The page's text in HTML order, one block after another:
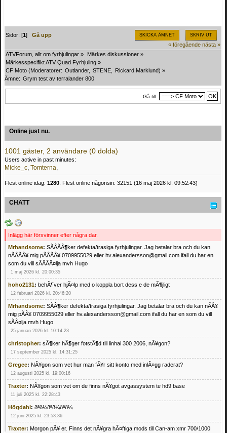
SKICKA ÄMNET SKRIV UT
Sidor: [1]Gå upp
« föregående nästa »
ATVForum, allt om fyrhjulingar » Märkes diskussioner »
Märkesspecifikt ATV Quad Fyrhjuling »
CF Moto (Moderatorer: Outlander, STENE Rickard Marklund) »
Ämne: Grym test av terralander 800
Gå till:
Online just nu.
1001 gäster, 2 användare (0 dolda)
Users active in past minutes:
Micke_c, Tomterna,
Flest online idag: 1280 . Flest online någonsin: 32151 (16 maj 2026 kl. 09:52:43)
CHATT
Inlägg här försvinner efter några dar.
Mrhandsome: SÃÂÃÂ¶ker defekta/trasiga fyrhjulingar. Jag betalar bra och du kan
nÃÂÃÂ¥ mig pÃÂÃÂ¥ 0709955029 eller hv.alexandersson@gmail.com ifall du har en
som du vill sÃÂÃÂ¤lja mvh Hugo
1 maj 2026 kl. 20:00:35
hoho2131: behÃ¶ver hjÃ¤lp med o koppla bort dess e de mÃ¶jligt
12 februari 2026 kl. 20:46:20
Mrhandsome: SÃÂ¶ker defekta/trasiga fyrhjulingar. Jag betalar bra och du kan nÃÂ¥
mig pÃÂ¥ 0709955029 eller hv.alexandersson@gmail.com ifall du har en som du vill
sÃÂ¤lja mvh Hugo
25 januari 2026 kl. 10:14:23
christopher: sÃ¶ker hÃ¶ger fotstÃ¶d till linhai 300 2006, nÃ¥gon?
17 september 2025 kl. 14:31:25
Gregee: NÃ¥gon som vet hur man fÃ¥r sitt konto med inlÃ¤gg raderat?
12 augusti 2025 kl. 19:00:16
Traxter: NÃ¥gon som vet om de finns nÃ¥got avgassystem te hd9 base
11 juli 2025 kl. 22:28:43
Högdahl : ðªð¼ðªð¼ðªð¼
12 juni 2025 kl. 23:53:36
Traxter: Morgon pÃ¥ er. Finns det nÃ¥gra hÃ¤ftiga mods till Can-am xmr 700/1000